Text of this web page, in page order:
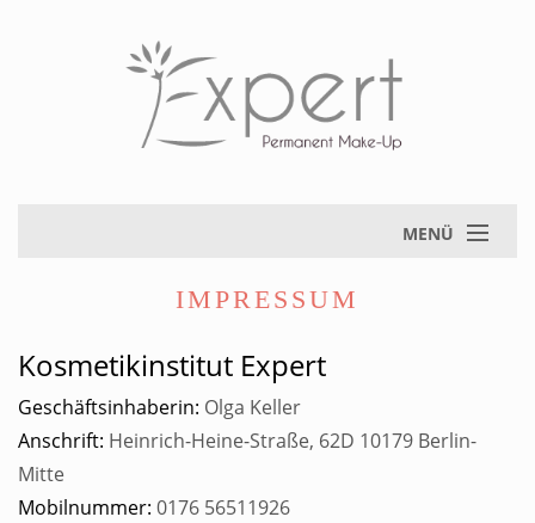
MENÜ
IMPRESSUM
Kosmetikinstitut Expert
Geschäftsinhaberin: Olga Keller
Anschrift: Heinrich-Heine-Straße, 62D 10179 Berlin-
Mitte
Mobilnummer: 0176 56511926